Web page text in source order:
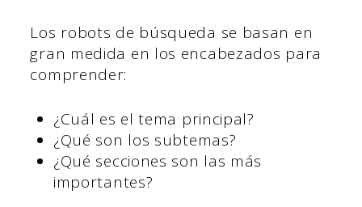
Los robots de búsqueda se basan en
gran medida en los encabezados para
comprender:
¿Cuál es el tema principal?
¿Qué son los subtemas?
¿Qué secciones son las más
importantes?